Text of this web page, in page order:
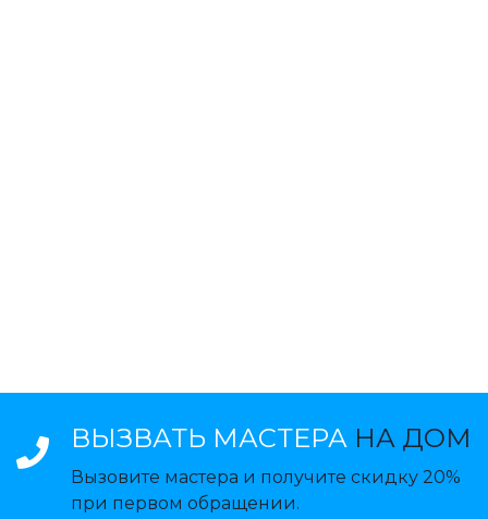
ВЫЗВАТЬ МАСТЕРА НА ДОМ
Вызовите мастера и получите скидку 20%
при первом обращении.